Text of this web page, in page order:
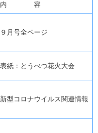
内 容
９月号全ページ
表紙：とうべつ花火大会
新型コロナウイルス関連情報